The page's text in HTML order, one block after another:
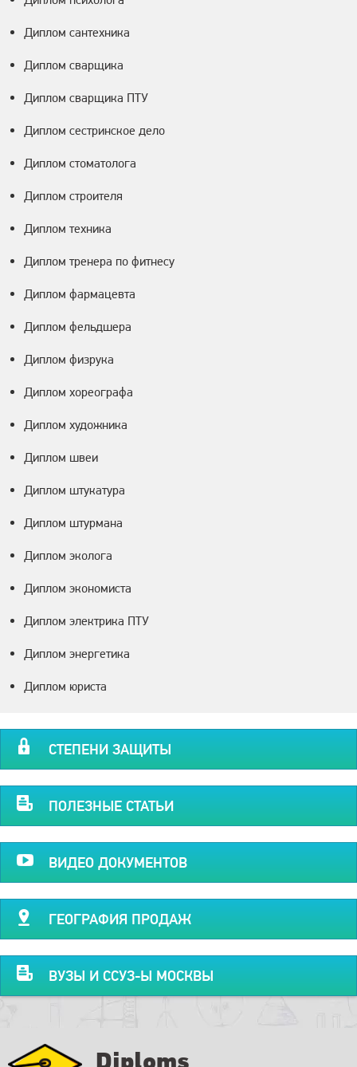
Диплом сантехника
Диплом сварщика
Диплом сварщика ПТУ
Диплом сестринское дело
Диплом стоматолога
Диплом строителя
Диплом техника
Диплом тренера по фитнесу
Диплом фармацевта
Диплом фельдшера
Диплом физрука
Диплом хореографа
Диплом художника
Диплом швеи
Диплом штукатура
Диплом штурмана
Диплом эколога
Диплом экономиста
Диплом электрика ПТУ
Диплом энергетика
Диплом юриста
СТЕПЕНИ ЗАЩИТЫ
ПОЛЕЗНЫЕ СТАТЬИ
ВИДЕО ДОКУМЕНТОВ
ГЕОГРАФИЯ ПРОДАЖ
ВУЗЫ И ССУЗ-Ы МОСКВЫ